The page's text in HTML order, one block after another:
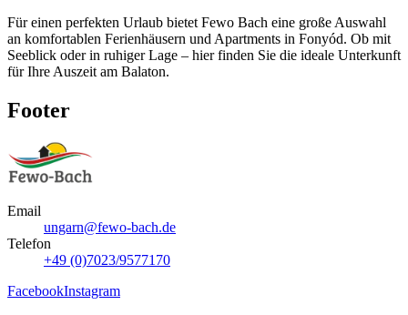
Für einen perfekten Urlaub bietet Fewo Bach eine große Auswahl
an komfortablen Ferienhäusern und Apartments in Fonyód. Ob mit
Seeblick oder in ruhiger Lage – hier finden Sie die ideale Unterkunft
für Ihre Auszeit am Balaton.
Footer
Email
ungarn@fewo-bach.de
Telefon
+49 (0)7023/9577170
FacebookInstagram